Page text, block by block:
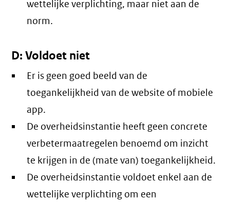
wettelijke verplichting, maar niet aan de
norm.
D: Voldoet niet
Er is geen goed beeld van de
toegankelijkheid van de website of mobiele
app.
De overheidsinstantie heeft geen concrete
verbetermaatregelen benoemd om inzicht
te krijgen in de (mate van) toegankelijkheid.
De overheidsinstantie voldoet enkel aan de
wettelijke verplichting om een